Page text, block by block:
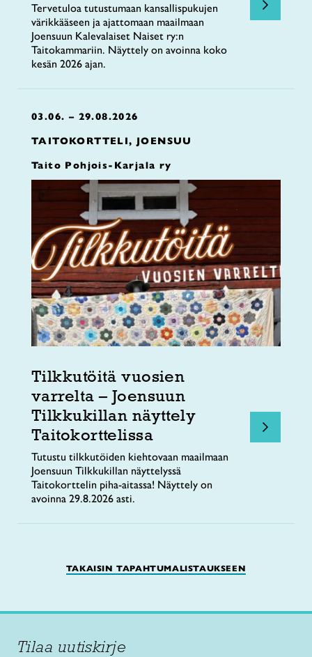
Tervetuloa tutustumaan kansallispukujen
värikkääseen ja ajattomaan maailmaan
Joensuun Kalevalaiset Naiset ry:n
Taitokammariin. Näyttely on avoinna koko
kesän 2026 ajan.
03.06. – 29.08.2026
TAITOKORTTELI, JOENSUU
Taito Pohjois-Karjala ry
Tilkkutöitä vuosien
varrelta – Joensuun
Tilkkukillan näyttely
Taitokorttelissa
Tutustu tilkkutöiden kiehtovaan maailmaan
Joensuun Tilkkukillan näyttelyssä
Taitokorttelin piha-aitassa! Näyttely on
avoinna 29.8.2026 asti.
TAKAISIN TAPAHTUMALISTAUKSEEN
Tilaa uutiskirje